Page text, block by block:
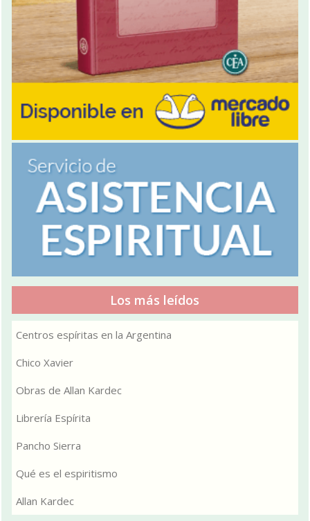
Los más leídos
Centros espíritas en la Argentina
Chico Xavier
Obras de Allan Kardec
Librería Espírita
Pancho Sierra
Qué es el espiritismo
Allan Kardec